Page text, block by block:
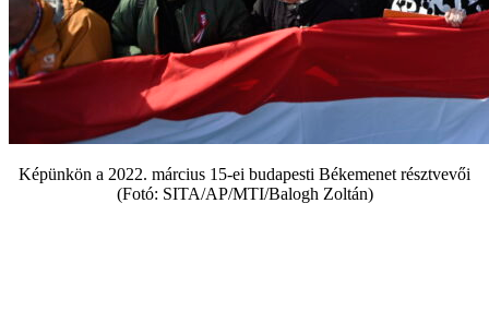
Képünkön a 2022. március 15-ei budapesti Békemenet résztvevői
(Fotó: SITA/AP/MTI/Balogh Zoltán)